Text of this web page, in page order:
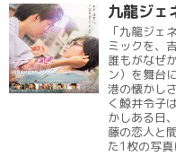
九龍ジェ
「九龍ジェ
ミックを、
誰もがなぜ
ン）を舞台
港の懐かし
く鯨井令子
かしある日
藤の恋人と
た1枚の写